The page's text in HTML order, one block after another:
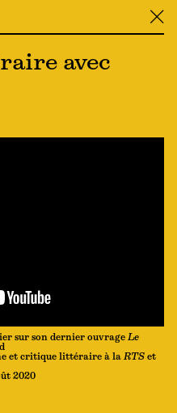
╳
avec
sur son dernier ouvrage Le
et critique littéraire à la RTS et
2020